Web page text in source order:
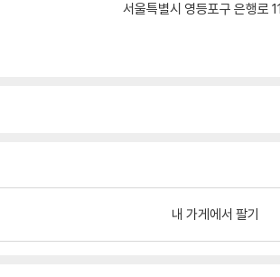
서울특별시 영등포구 은행로
내 가게에서 팔기